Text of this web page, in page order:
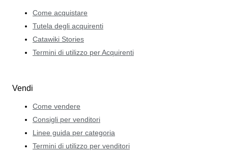
Come acquistare
Tutela degli acquirenti
Catawiki Stories
Termini di utilizzo per Acquirenti
Vendi
Come vendere
Consigli per venditori
Linee guida per categoria
Termini di utilizzo per venditori